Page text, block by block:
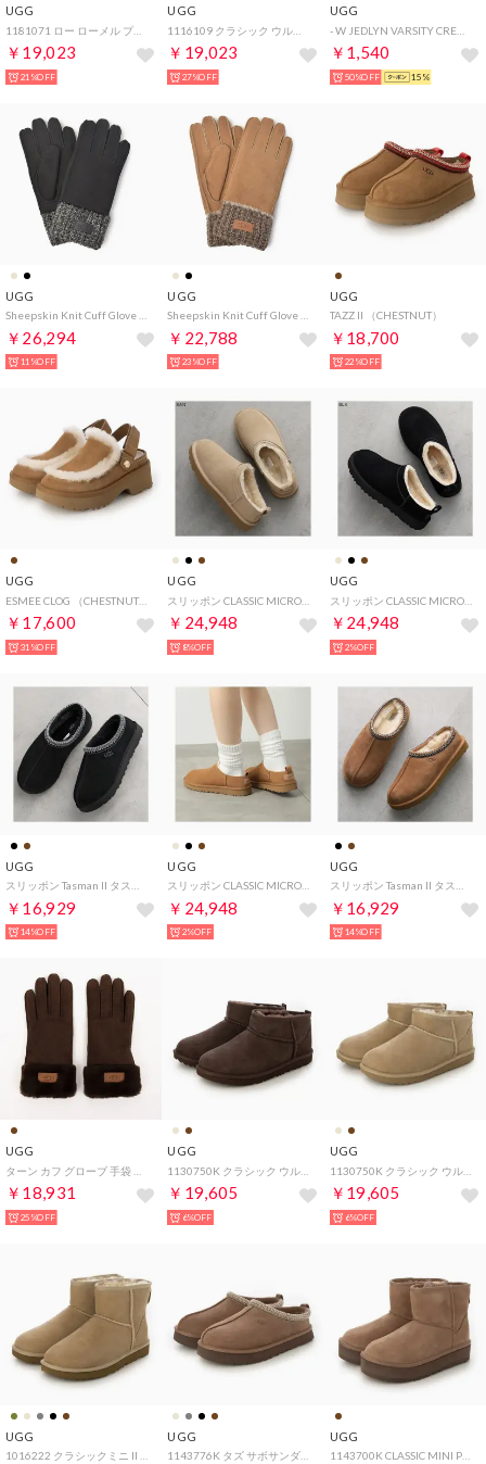
UGG
￥19,023
21%OFF
UGG
￥19,023
27%OFF
UGG
- W JEDLYN VARSITY CREW【1176830-NPH】 （NPH）
￥1,540
50%OFF 15%
UGG
￥26,294
11%OFF
UGG
￥22,788
23%OFF
UGG
TAZZ II （CHESTNUT）
￥18,700
22%OFF
UGG
￥17,600
31%OFF
UGG
￥24,948
8%OFF
UGG
スリッポン CLASSIC MICRO クラシック マイクロ 1173891 （BLK/ブラック）
￥24,948
2%OFF
UGG
￥16,929
14%OFF
UGG
￥24,948
2%OFF
UGG
￥16,929
14%OFF
UGG
￥18,931
25%OFF
UGG
￥19,605
6%OFF
UGG
1130750K クラシック ウルトラ ミニ ブーツ （サンド）
￥19,605
6%OFF
UGG UGG UGG
1143700K CLASSIC MINI PLATFORM ムートンブーツ （ロッキーオーク）